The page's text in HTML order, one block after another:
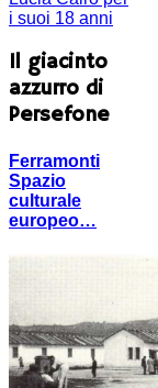
Il giacinto
azzurro di
Persefone
Ferramonti
Spazio
culturale
europeo…